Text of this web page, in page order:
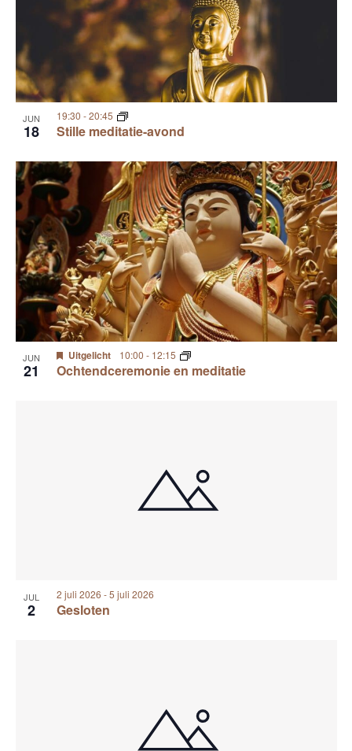
JUN
18 Stille meditatie-avond
19:30 -20:45
JUN
21 Ochtendceremonie en meditatie
Uitgelicht 10:00 - 12:15
JUL
2 Gesloten
2 juli 2026 -5 juli 2026